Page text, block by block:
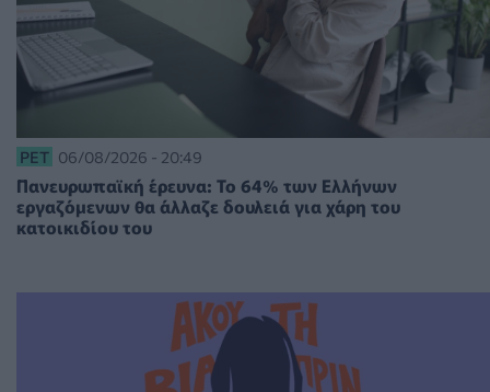
PET 06/08/2026 - 20:49
Πανευρωπαϊκή έρευνα: Το 64% των Ελλήνων
εργαζόμενων θα άλλαζε δουλειά για χάρη του
κατοικιδίου του